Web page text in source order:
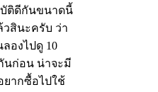
ติดีกันขนาดนี้
สินะครับ ว่า
องไปดู 10
นก่อน น่าจะมี
ากซื้อไปใช้